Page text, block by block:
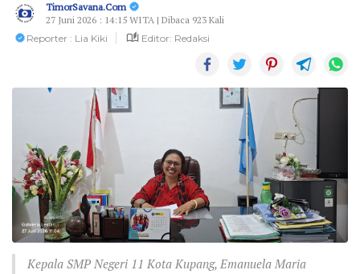
TimorSavana.Com
27 Juni 2026 : 14:15 WITA | Dibaca 923 Kali
Reporter : Lia Kiki
Editor: Redaksi
Kepala SMP Negeri 11 Kota Kupang, Emanuela Maria